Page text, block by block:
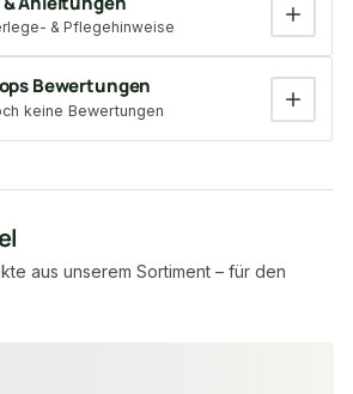
& Pflegehinweise
Bewertungen
keine Bewertungen
aus unserem Sortiment – für den